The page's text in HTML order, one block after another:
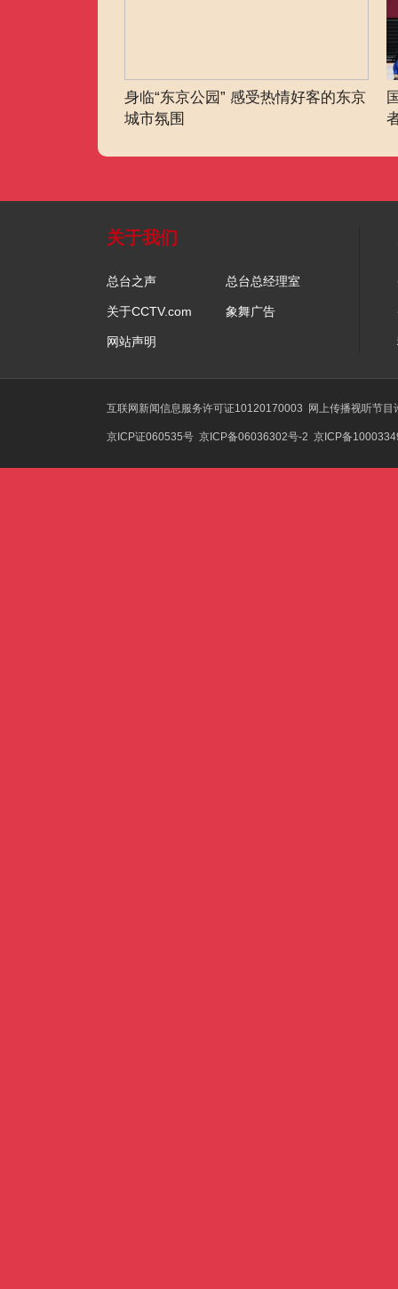
身临“东京公园” 感受热情好客的东京
城市氛围
关于我们
总台之声 总台总经理室
关于CCTV.com 象舞广告
网站声明
互联网新闻信息服务许可证10120170003 网上传播视听节
京ICP证060535号 京ICP备06036302号-2 京ICP备